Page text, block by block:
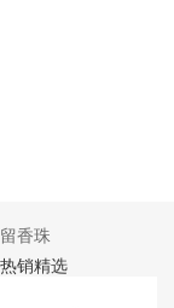
留香珠
热销精选